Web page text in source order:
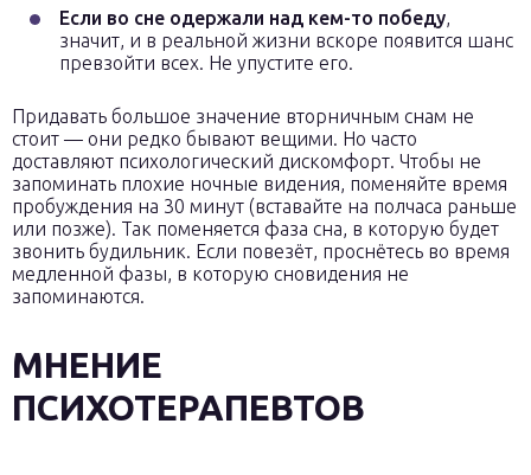
Если во сне одержали над кем-то победу,
значит, и в реальной жизни вскоре появится шанс
превзойти всех. Не упустите его.
Придавать большое значение вторничным снам не
стоит — они редко бывают вещими. Но часто
доставляют психологический дискомфорт. Чтобы не
запоминать плохие ночные видения, поменяйте время
пробуждения на 30 минут (вставайте на полчаса раньше
или позже). Так поменяется фаза сна, в которую будет
звонить будильник. Если повезёт, проснётесь во время
медленной фазы, в которую сновидения не
запоминаются.
МНЕНИЕ
ПСИХОТЕРАПЕВТОВ